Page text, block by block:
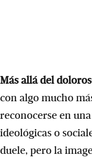
Más allá del
con algo mucho
reconocerse en
ideológicas o
duele, pero la